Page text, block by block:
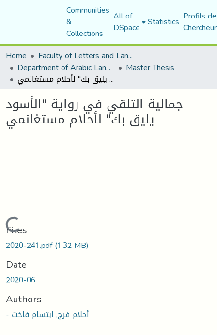
Communities
&
Collections
All of
DSpace Statistics Profils
Home
Faculty of Letters and Languages
Department of Arabic Language and Literature Master Thesis
جمالية التلقي في رواية "الأسود يليق بك" لأحلام مستغانمي
جمالية التلقي في رواية "الأسود
يليق بك" لأحلام مستغانمي
Loading...
Files
2020-241.pdf(1.32 MB)
Date
2020-06
Authors
- أحلام فرج, ابتسام فاخت